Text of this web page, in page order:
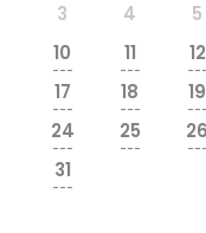
3
4 5
10
---
11
---
12
---
17
---
18
---
19
---
24
---
25
---
26
---
31
---